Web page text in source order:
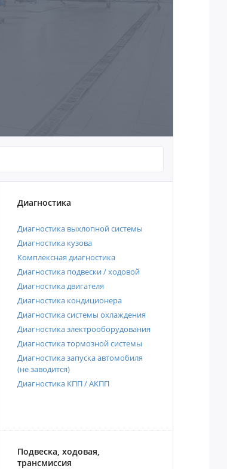
Диагностика
Диагностика выхлопной системы
Диагностика кузова
Комплексная диагностика
Диагностика подвески / ходовой
Диагностика двигателя
Диагностика кондиционера
Диагностика системы охлаждения
Диагностика электрооборудования
Диагностика тормозной системы
Диагностика запуска автомобиля
(не заводится)
Диагностика КПП / АКПП
Подвеска, ходовая,
трансмиссия